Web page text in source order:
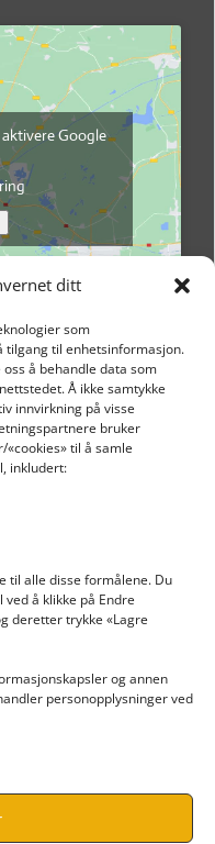
ditt
som
til enhetsinformasjon.
å behandle data som
Å ikke samtykke
innvirkning på visse
bruker
til å samle
inkludert:
til alle disse formålene. Du
å klikke på Endre
deretter trykke «Lagre
og annen
personopplysninger ved
Google